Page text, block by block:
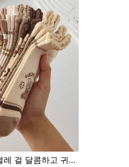
부드러운, 사계절 적합, 걸 양말, 남성 양말, 학생 양말, 걸 양말, 어린이 양말, 여름과 가을에 적합, 통기성과 흡습성, 가정 및 여행용 적합, 개학 시즌에 적합